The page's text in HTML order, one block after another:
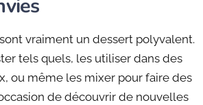
vraiment un dessert polyvalent.
tels quels, les utiliser dans des
ou même les mixer pour faire des
de découvrir de nouvelles